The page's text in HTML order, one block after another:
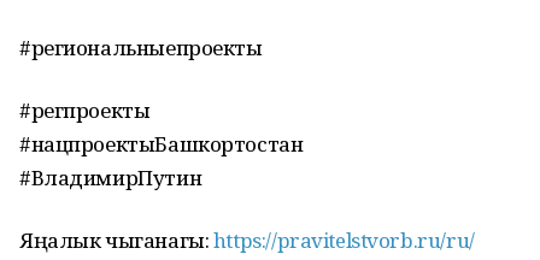
#региональныепроекты
#регпроекты
#нацпроектыБашкортостан
#ВладимирПутин
Яңалык чыганагы:https://pravitelstvorb.ru/ru/